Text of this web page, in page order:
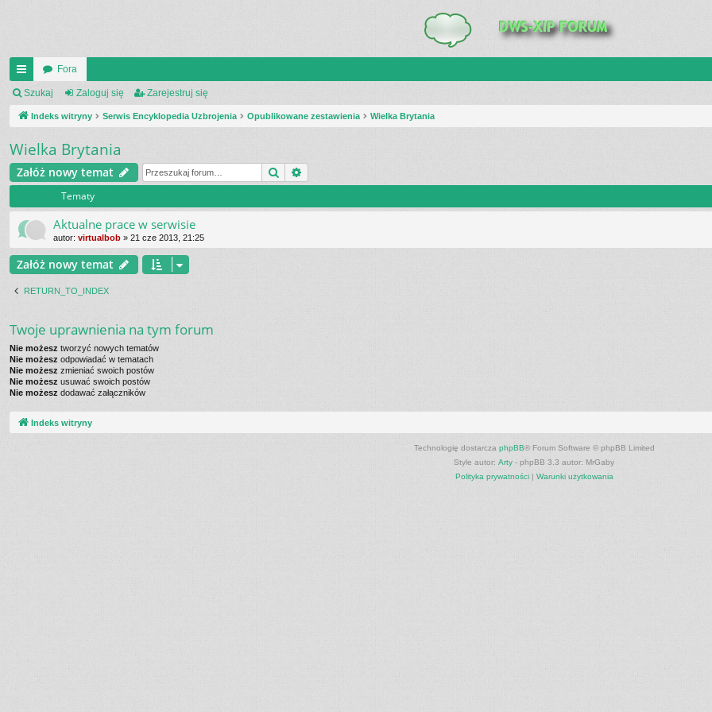
UI
C
_L
IN
K
S
Fora
Szukaj Zaloguj się Zarejestruj się
Indeks witryny Serwis Encyklopedia Uzbrojenia Opublikowane zestawienia Wielka Brytania
Wielka Brytania
Załóż nowy temat Szukaj
Tematy
Aktualne prace w serwisie
autor: virtualbob » 21 cze 2013, 21:25
Załóż nowy temat
RETURN_TO_INDEX
Twoje uprawnienia na tym forum
Nie możesz tworzyć nowych tematów
Nie możesz odpowiadać w tematach
Nie możesz zmieniać swoich postów
Nie możesz usuwać swoich postów
Nie możesz dodawać załączników
Indeks witryny
Technologię dostarcza phpBB® Forum Software © phpBB Limited
Style autor: Arty - phpBB 3.3 autor: MrGaby
Polityka prywatności| Warunki użytkowania